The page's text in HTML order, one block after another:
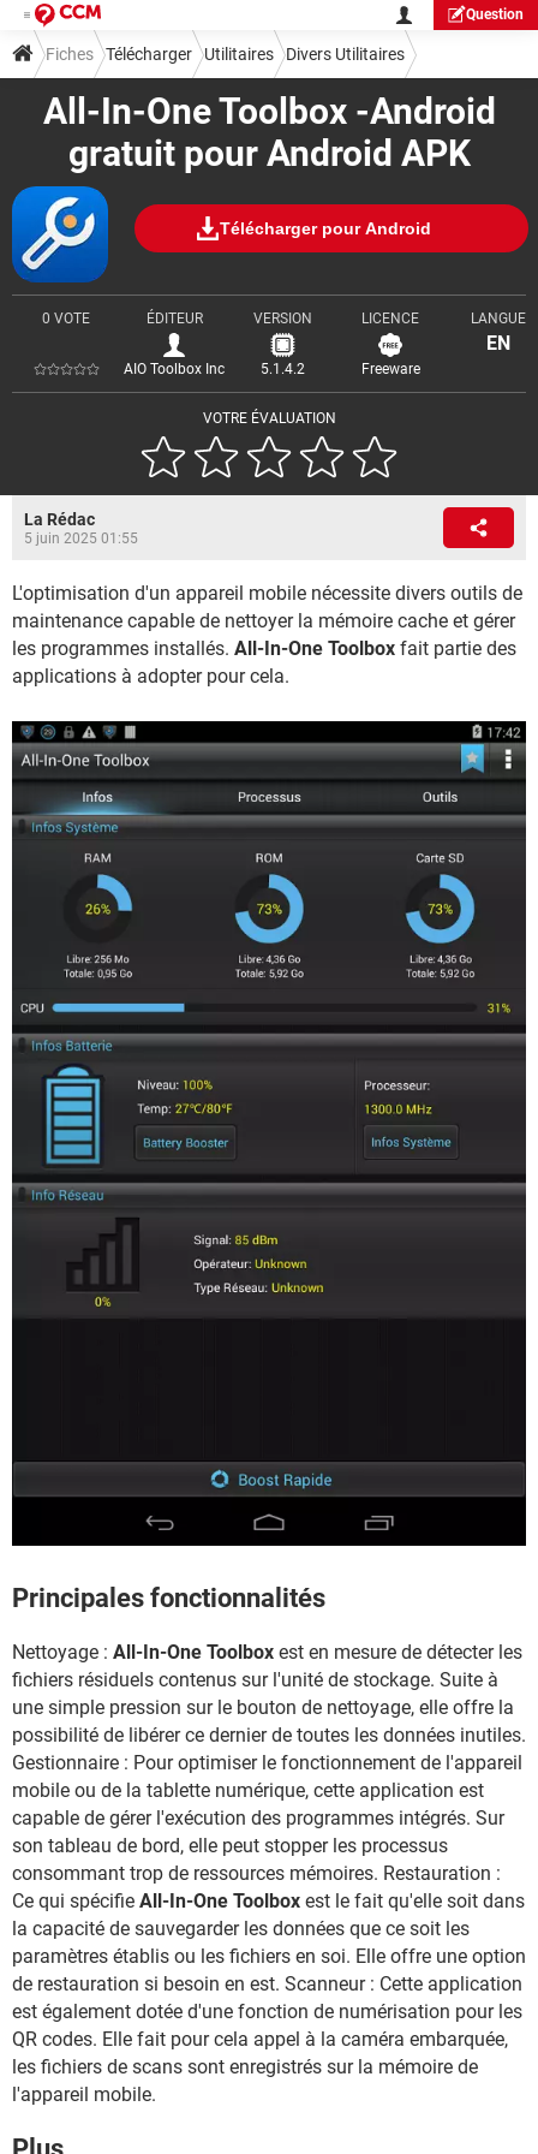
Question
All-In-One Toolbox -Android
gratuit pour Android APK
Télécharger pour Android
VOTRE ÉVALUATION
0 VOTE ÉDITEUR
AIO Toolbox Inc
VERSION
5.1.4.2
LICENCE
Freeware
LANGUE
EN
Fiches Télécharger Utilitaires Divers Utilitaires
La Rédac
5 juin 2025 01:55
L'optimisation d'un appareil mobile nécessite divers outils de
maintenance capable de nettoyer la mémoire cache et gérer
les programmes installés. All-In-One Toolbox fait partie des
applications à adopter pour cela.
Principales fonctionnalités
Nettoyage : All-In-One Toolbox est en mesure de détecter les
fichiers résiduels contenus sur l'unité de stockage. Suite à
une simple pression sur le bouton de nettoyage, elle offre la
possibilité de libérer ce dernier de toutes les données inutiles.
Gestionnaire : Pour optimiser le fonctionnement de l'appareil
mobile ou de la tablette numérique, cette application est
capable de gérer l'exécution des programmes intégrés. Sur
son tableau de bord, elle peut stopper les processus
consommant trop de ressources mémoires. Restauration :
Ce qui spécifie All-In-One Toolbox est le fait qu'elle soit dans
la capacité de sauvegarder les données que ce soit les
paramètres établis ou les fichiers en soi. Elle offre une option
de restauration si besoin en est. Scanneur : Cette application
est également dotée d'une fonction de numérisation pour les
QR codes. Elle fait pour cela appel à la caméra embarquée,
les fichiers de scans sont enregistrés sur la mémoire de
l'appareil mobile.